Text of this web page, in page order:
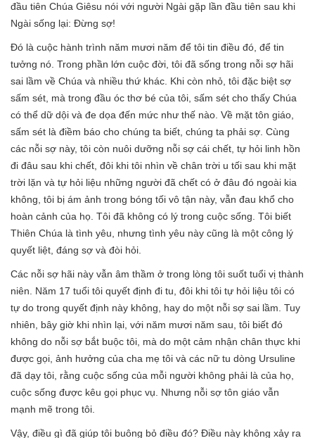
đầu tiên Chúa Giêsu nói với người Ngài gặp lần đầu tiên sau khi
Ngài sống lại: Đừng sợ!
Đó là cuộc hành trình năm mươi năm để tôi tin điều đó, để tin
tưởng nó. Trong phần lớn cuộc đời, tôi đã sống trong nỗi sợ hãi
sai lầm về Chúa và nhiều thứ khác. Khi còn nhỏ, tôi đặc biệt sợ
sấm sét, mà trong đầu óc thơ bé của tôi, sấm sét cho thấy Chúa
có thể dữ dội và đe dọa đến mức như thế nào. Về mặt tôn giáo,
sấm sét là điềm báo cho chúng ta biết, chúng ta phải sợ. Cùng
các nỗi sợ này, tôi còn nuôi dưỡng nỗi sợ cái chết, tự hỏi linh hồn
đi đâu sau khi chết, đôi khi tôi nhìn về chân trời u tối sau khi mặt
trời lặn và tự hỏi liệu những người đã chết có ở đâu đó ngoài kia
không, tôi bị ám ảnh trong bóng tối vô tận này, vẫn đau khổ cho
hoàn cảnh của họ. Tôi đã không có lý trong cuộc sống. Tôi biết
Thiên Chúa là tình yêu, nhưng tình yêu này cũng là một công lý
quyết liệt, đáng sợ và đòi hỏi.
Các nỗi sợ hãi này vẫn âm thầm ở trong lòng tôi suốt tuổi vị thành
niên. Năm 17 tuổi tôi quyết định đi tu, đôi khi tôi tự hỏi liệu tôi có
tự do trong quyết định này không, hay do một nỗi sợ sai lầm. Tuy
nhiên, bây giờ khi nhìn lại, với năm mươi năm sau, tôi biết đó
không do nỗi sợ bắt buộc tôi, mà do một cảm nhận chân thực khi
được gọi, ảnh hưởng của cha mẹ tôi và các nữ tu dòng Ursuline
đã dạy tôi, rằng cuộc sống của mỗi người không phải là của họ,
cuộc sống được kêu gọi phục vụ. Nhưng nỗi sợ tôn giáo vẫn
mạnh mẽ trong tôi.
Vậy, điều gì đã giúp tôi buông bỏ điều đó? Điều này không xảy ra